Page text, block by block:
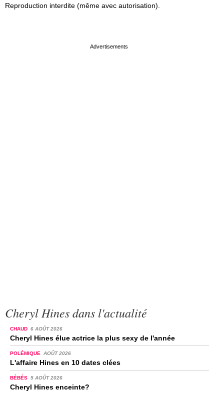
Reproduction interdite (même avec autorisation).
Cheryl Hines dans l'actualité
CHAUD 6 AOÛT 2026
Cheryl Hines élue actrice la plus sexy de l'année
POLÉMIQUE AOÛT 2026
L'affaire Hines en 10 dates clées
BÉBÉS 5 AOÛT 2026
Cheryl Hines enceinte?